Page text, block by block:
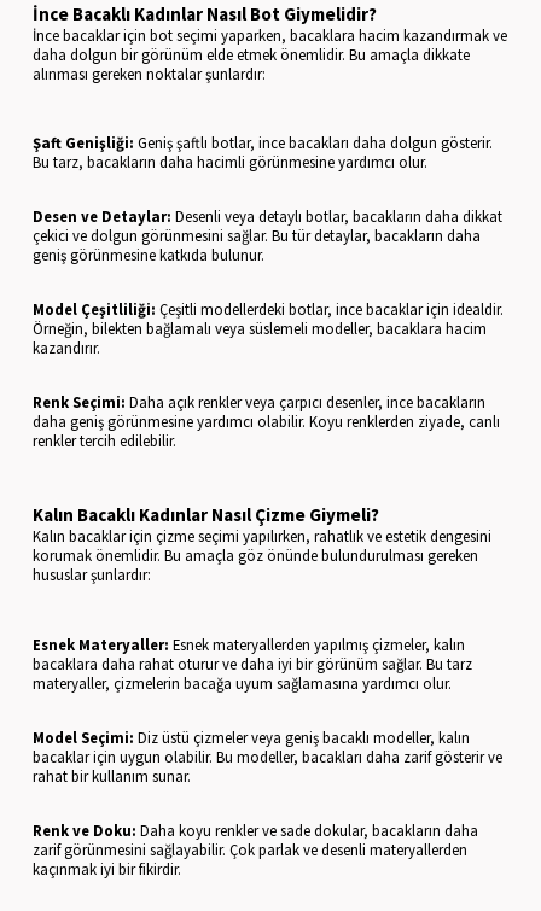
İnce Bacaklı Kadınlar Nasıl Bot Giymelidir?
İnce bacaklar için bot seçimi yaparken, bacaklara hacim kazandırmak ve
daha dolgun bir görünüm elde etmek önemlidir. Bu amaçla dikkate
alınması gereken noktalar şunlardır:
Şaft Genişliği: Geniş şaftlı botlar, ince bacakları daha dolgun gösterir.
Bu tarz, bacakların daha hacimli görünmesine yardımcı olur.
Desen ve Detaylar: Desenli veya detaylı botlar, bacakların daha dikkat
çekici ve dolgun görünmesini sağlar. Bu tür detaylar, bacakların daha
geniş görünmesine katkıda bulunur.
Model Çeşitliliği: Çeşitli modellerdeki botlar, ince bacaklar için idealdir.
Örneğin, bilekten bağlamalı veya süslemeli modeller, bacaklara hacim
kazandırır.
Renk Seçimi: Daha açık renkler veya çarpıcı desenler, ince bacakların
daha geniş görünmesine yardımcı olabilir. Koyu renklerden ziyade, canlı
renkler tercih edilebilir.
Kalın Bacaklı Kadınlar Nasıl Çizme Giymeli?
Kalın bacaklar için çizme seçimi yapılırken, rahatlık ve estetik dengesini
korumak önemlidir. Bu amaçla göz önünde bulundurulması gereken
hususlar şunlardır:
Esnek Materyaller: Esnek materyallerden yapılmış çizmeler, kalın
bacaklara daha rahat oturur ve daha iyi bir görünüm sağlar. Bu tarz
materyaller, çizmelerin bacağa uyum sağlamasına yardımcı olur.
Model Seçimi: Diz üstü çizmeler veya geniş bacaklı modeller, kalın
bacaklar için uygun olabilir. Bu modeller, bacakları daha zarif gösterir ve
rahat bir kullanım sunar.
Renk ve Doku: Daha koyu renkler ve sade dokular, bacakların daha
zarif görünmesini sağlayabilir. Çok parlak ve desenli materyallerden
kaçınmak iyi bir fikirdir.